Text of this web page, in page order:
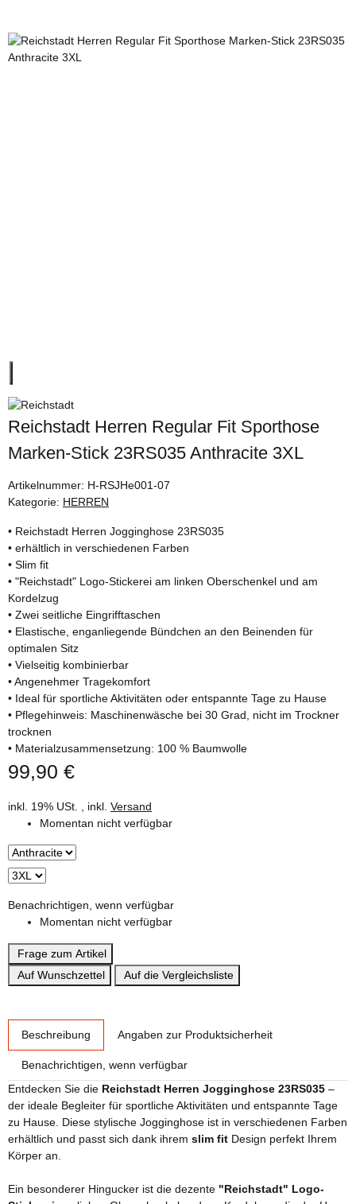
Reichstadt Herren Regular Fit Sporthose
Marken-Stick 23RS035 Anthracite 3XL
Artikelnummer: H-RSJHe001-07
Kategorie: HERREN
• Reichstadt Herren Jogginghose 23RS035
• erhältlich in verschiedenen Farben
• Slim fit
• "Reichstadt" Logo-Stickerei am linken Oberschenkel und am
Kordelzug
• Zwei seitliche Eingrifftaschen
• Elastische, enganliegende Bündchen an den Beinenden für
optimalen Sitz
• Vielseitig kombinierbar
• Angenehmer Tragekomfort
• Ideal für sportliche Aktivitäten oder entspannte Tage zu Hause
• Pflegehinweis: Maschinenwäsche bei 30 Grad, nicht im Trockner
trocknen
• Materialzusammensetzung: 100 % Baumwolle
99,90 €
inkl. 19% USt. , inkl. Versand
Momentan nicht verfügbar
Benachrichtigen, wenn verfügbar
Momentan nicht verfügbar
Frage zum Artikel
Auf Wunschzettel
Auf die Vergleichsliste
Beschreibung Angaben zur Produktsicherheit
Benachrichtigen, wenn verfügbar
Entdecken Sie die Reichstadt Herren Jogginghose 23RS035 –
der ideale Begleiter für sportliche Aktivitäten und entspannte Tage
zu Hause. Diese stylische Jogginghose ist in verschiedenen Farben
erhältlich und passt sich dank ihrem slim fit Design perfekt Ihrem
Körper an.
Ein besonderer Hingucker ist die dezente "Reichstadt" Logo-